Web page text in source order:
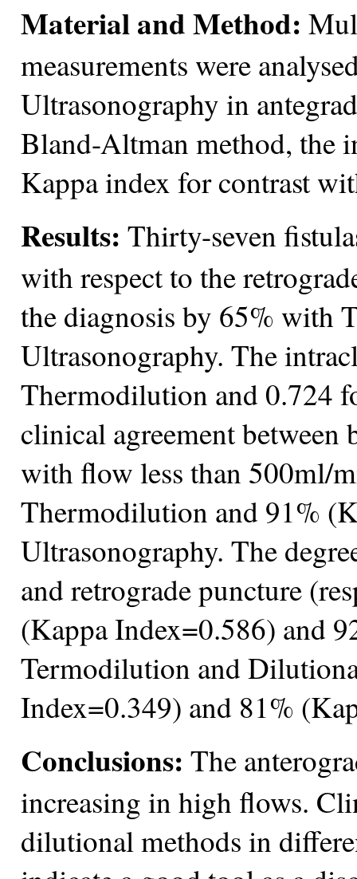
Material and Method:
measurements were
Ultrasonography in
Bland-Altman method, the
Kappa index for contrast
Results: Thirty-seven
with respect to the
the diagnosis by 65% with
Ultrasonography. The
Thermodilution and 0.724
clinical agreement
with flow less than 500ml/
Thermodilution and 91%
Ultrasonography. The
and retrograde puncture
(Kappa Index=0.586) and
Termodilution and
Index=0.349) and 81%
Conclusions: The
increasing in high flows.
dilutional methods in